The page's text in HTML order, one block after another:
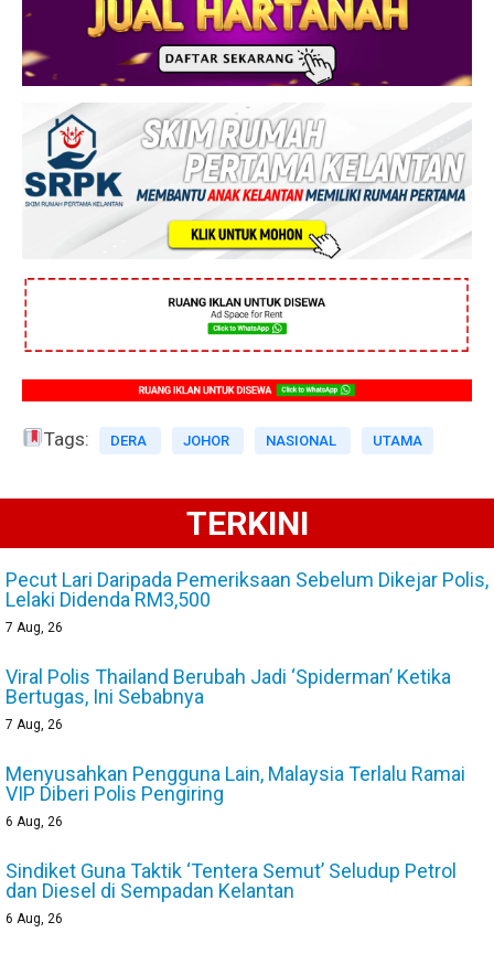
Tags: DERA JOHOR NASIONAL UTAMA
TERKINI
Pecut Lari Daripada Pemeriksaan Sebelum Dikejar Polis,
Lelaki Didenda RM3,500
7 Aug, 26
Viral Polis Thailand Berubah Jadi ‘Spiderman’ Ketika
Bertugas, Ini Sebabnya
7 Aug, 26
Menyusahkan Pengguna Lain, Malaysia Terlalu Ramai
VIP Diberi Polis Pengiring
6 Aug, 26
Sindiket Guna Taktik ‘Tentera Semut’ Seludup Petrol
dan Diesel di Sempadan Kelantan
6 Aug, 26